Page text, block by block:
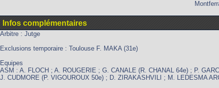
Infos complémentaires
Arbitre : Jutge
Exclusions temporaire : Toulouse F. MAKA (31e)
Equipes
ASM : A. FLOCH ; A. ROUGERIE ; G. CANALE (R. CHANAL 64e) ; P.
J. CUDMORE (P. VIGOUROUX 50e) ; D. ZIRAKASHVILI ; M. LEDESMA